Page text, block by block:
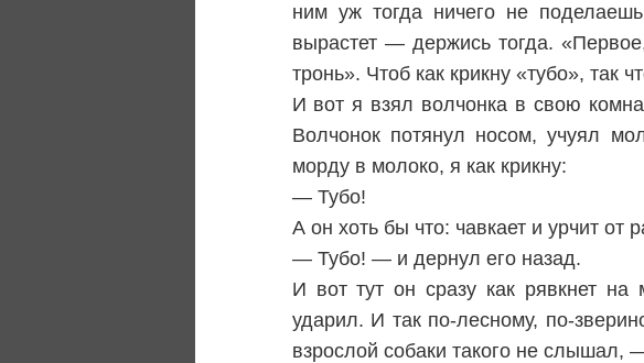
ним уж тогда ничего не
вырастет — держись тогда.
тронь». Чтоб как крикну «тубо», так
И вот я взял волчонка в свою
Волчонок потянул носом, учуял
морду в молоко, я как крикну:
— Тубо!
А он хоть бы что: чавкает и урчит от
— Тубо! — и дернул его назад.
И вот тут он сразу как рявкнет
ударил. И так по-лесному, по-
взрослой собаки такого не слышал,